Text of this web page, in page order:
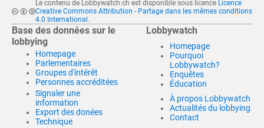
Le contenu de Lobbywatch.ch est disponible sous licence Licence
Creative Commons Attribution - Partage dans les mêmes conditions
4.0 International .
Base des données sur le
lobbying
Homepage
Parlementaires
Groupes d'intérêt
Personnes accréditées
Signaler une
information
Export des donées
Technique
Lobbywatch
Homepage
Pourquoi
Lobbywatch?
Enquêtes
Éducation
À propos Lobbywatch
Actualités du lobbying
Contact